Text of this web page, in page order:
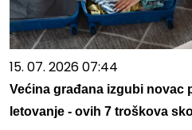
15. 07. 2026 07:44
Većina građana izgubi novac
letovanje - ovih 7 troškova